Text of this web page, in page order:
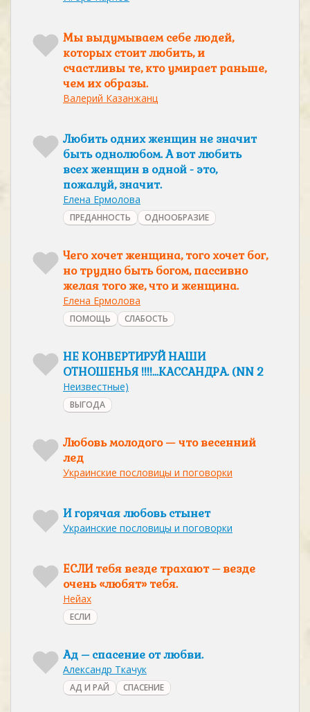
Мы выдумываем себе людей,
которых стоит любить, и
счастливы те, кто умирает раньше,
чем их образы.
Валерий Казанжанц
Любить одних женщин не значит
быть однолюбом. А вот любить
всех женщин в одной - это,
пожалуй, значит.
Елена Ермолова
ПРЕДАННОСТЬ ОДНООБРАЗИЕ
Чего хочет женщина, того хочет бог,
но трудно быть богом, пассивно
желая того же, что и женщина.
Елена Ермолова
ПОМОЩЬ СЛАБОСТЬ
НЕ КОНВЕРТИРУЙ НАШИ
ОТНОШЕНЬЯ !!!!...КАССАНДРА. (NN 2
Неизвестные)
ВЫГОДА
Любовь молодого — что весенний
лед
Украинские пословицы и поговорки
И горячая любовь стынет
Украинские пословицы и поговорки
ЕСЛИ тебя везде трахают – везде
очень «любят» тебя.
Нейах
ЕСЛИ
Ад – спасение от любви.
Александр Ткачук
АД И РАЙ СПАСЕНИЕ